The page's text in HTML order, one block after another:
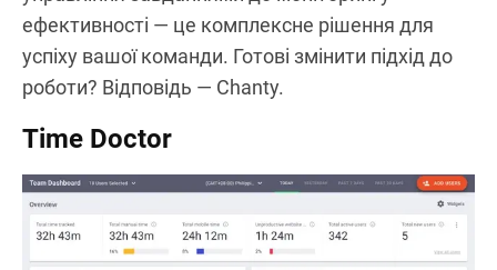
ефективності — це комплексне рішення для
успіху вашої команди. Готові змінити підхід до
роботи? Відповідь — Chanty.
Time Doctor